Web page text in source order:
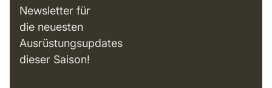
Newsletter für
die neuesten
Ausrüstungsupdates
dieser Saison!